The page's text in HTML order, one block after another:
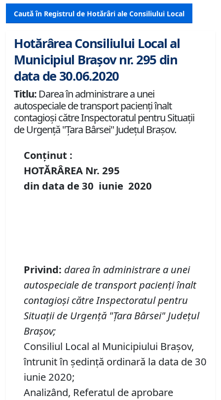
Caută în Registrul de Hotărâri ale Consiliului Local
Hotărârea Consiliului Local al
Municipiul Brașov nr. 295 din
data de 30.06.2020
Titlu: Darea în administrare a unei
autospeciale de transport pacienți înalt
contagioși către Inspectoratul pentru Situaţii
de Urgenţă "Ţara Bârsei" Judeţul Brașov.
Conținut :
HOTĂRÂREA Nr. 295
din data de 30 iunie 2020
Privind: darea în administrare a unei
autospeciale de transport pacienți înalt
contagioși către Inspectoratul pentru
Situaţii de Urgenţă "Ţara Bârsei" Judeţul
Brașov;
Consiliul Local al Municipiului Brașov,
întrunit în ședință ordinară la data de 30
iunie 2020;
Analizând, Referatul de aprobare